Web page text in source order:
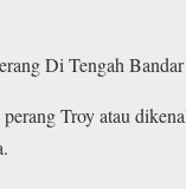
Di Tengah
Troy atau